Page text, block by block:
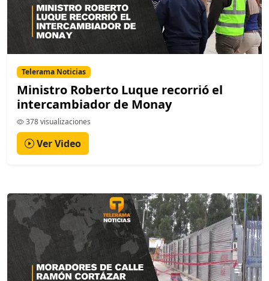
Telerama Noticias
Ministro Roberto Luque recorrió el
intercambiador de Monay
378 visualizaciones
Ver Video